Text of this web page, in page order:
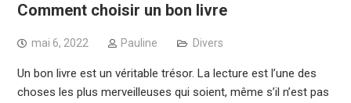
Comment choisir un bon livre
mai 6, 2022 Pauline Divers
Un bon livre est un véritable trésor. La lecture est l’une des
choses les plus merveilleuses qui soient, même s’il n’est pas